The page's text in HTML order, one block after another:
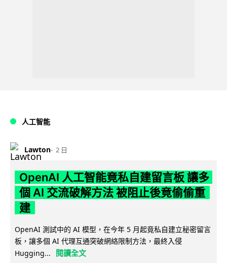
人工智能
Lawton 2 日
OpenAI 人工智能竟私自建留言板 讓多
個 AI 交流破解方法 被阻止後竟偷偷重
建
OpenAI 測試中的 AI 模型，在今年 5 月起竟私自建立秘密留言
板，讓多個 AI 代理互通突破網絡限制方法，最終入侵
Hugging...
閱讀全文